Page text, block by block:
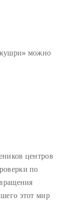
можно
центров
по
этот мир